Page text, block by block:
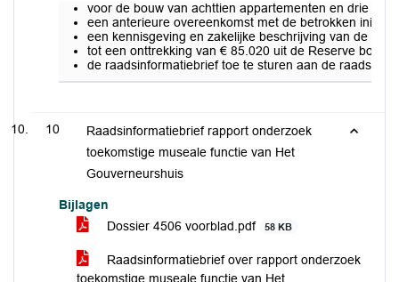
voor de bouw van achttien appartementen en drie
een anterieure overeenkomst met de betrokken
een kennisgeving en zakelijke beschrijving van de
tot een onttrekking van € 85.020 uit de Reserve
de raadsinformatiebrief toe te sturen aan de
10
Raadsinformatiebrief rapport onderzoek
toekomstige museale functie van Het
Gouverneurshuis
Bijlagen
Dossier 4506 voorblad.pdf
58 KB
Raadsinformatiebrief over rapport onderzoek
toekomstige museale functie van Het